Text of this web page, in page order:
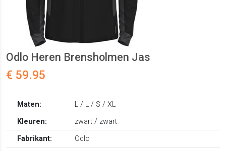
Odlo Heren Brensholmen Jas
€ 59.95
Maten:
L / L / S / XL
Kleuren:
zwart / zwart
Fabrikant:
Odlo